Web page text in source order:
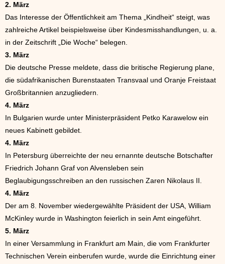
2. März
Das Interesse der Öffentlichkeit am Thema „Kindheit“ steigt, was
zahlreiche Artikel beispielsweise über Kindesmisshandlungen, u. a.
in der Zeitschrift „Die Woche“ belegen.
3. März
Die deutsche Presse meldete, dass die britische Regierung plane,
die südafrikanischen Burenstaaten Transvaal und Oranje Freistaat
Großbritannien anzugliedern.
4. März
In Bulgarien wurde unter Ministerpräsident Petko Karawelow ein
neues Kabinett gebildet.
4. März
In Petersburg überreichte der neu ernannte deutsche Botschafter
Friedrich Johann Graf von Alvensleben sein
Beglaubigungsschreiben an den russischen Zaren Nikolaus II.
4. März
Der am 8. November wiedergewählte Präsident der USA, William
McKinley wurde in Washington feierlich in sein Amt eingeführt.
5. März
In einer Versammlung in Frankfurt am Main, die vom Frankfurter
Technischen Verein einberufen wurde, wurde die Einrichtung einer